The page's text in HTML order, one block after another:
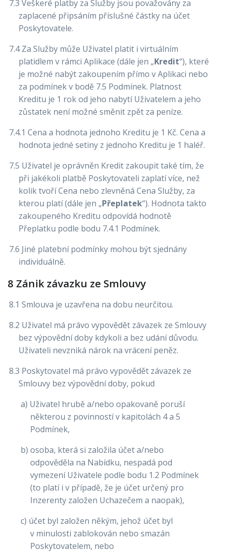
7.3 Veškeré platby za Služby jsou považovány za
zaplacené připsáním příslušné částky na účet
Poskytovatele.
7.4 Za Služby může Uživatel platit i virtuálním
platidlem v rámci Aplikace (dále jen „Kredit“), které
je možné nabýt zakoupením přímo v Aplikaci nebo
za podmínek v bodě 7.5 Podmínek. Platnost
Kreditu je 1 rok od jeho nabytí Uživatelem a jeho
zůstatek není možné směnit zpět za peníze.
7.4.1 Cena a hodnota jednoho Kreditu je 1 Kč. Cena a
hodnota jedné setiny z jednoho Kreditu je 1 haléř.
7.5 Uživatel je oprávněn Kredit zakoupit také tím, že
při jakékoli platbě Poskytovateli zaplatí více, než
kolik tvoří Cena nebo zlevněná Cena Služby, za
kterou platí (dále jen „Přeplatek“). Hodnota takto
zakoupeného Kreditu odpovídá hodnotě
Přeplatku podle bodu 7.4.1 Podmínek.
7.6 Jiné platební podmínky mohou být sjednány
individuálně.
8 Zánik závazku ze Smlouvy
8.1 Smlouva je uzavřena na dobu neurčitou.
8.2 Uživatel má právo vypovědět závazek ze Smlouvy
bez výpovědní doby kdykoli a bez udání důvodu.
Uživateli nevzniká nárok na vrácení peněz.
8.3 Poskytovatel má právo vypovědět závazek ze
Smlouvy bez výpovědní doby, pokud
a) Uživatel hrubě a/nebo opakovaně poruší
některou z povinností v kapitolách 4 a 5
Podmínek,
b) osoba, která si založila účet a/nebo
odpověděla na Nabídku, nespadá pod
vymezení Uživatele podle bodu 1.2 Podmínek
(to platí i v případě, že je účet určený pro
Inzerenty založen Uchazečem a naopak),
c) účet byl založen někým, jehož účet byl
v minulosti zablokován nebo smazán
Poskytovatelem, nebo